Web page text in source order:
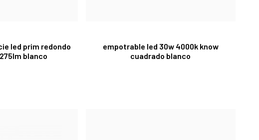
led prim redondo
blanco
empotrable led 30w 4000k know
cuadrado blanco